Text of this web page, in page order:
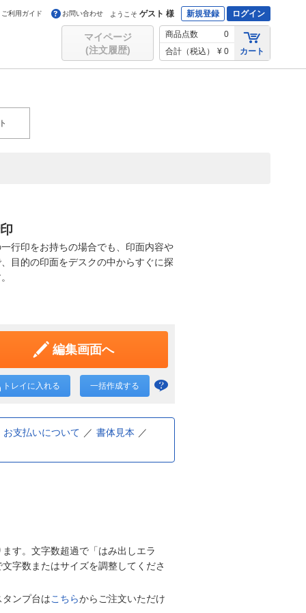
ご利用ガイド お問い合わせ ようこそ ゲスト 様 新規登録 ログイン
マイページ
(注文履歴)
商品点数
0
合計（税込）
¥ 0 カート
行印をお持ちの場合でも、印面内容や
目的の印面をデスクの中からすぐに探
編集画面へ
トレイに入れる 一括作成する
お支払いについて 書体見本
す。文字数超過で「はみ出しエラ
字数またはサイズを調整してくださ
ンプ台はこちらからご注文いただけ